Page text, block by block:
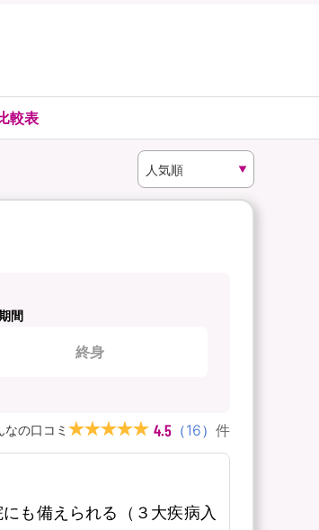
較表
間
終身
なの口コミ 4.5 （16） 件
も備えられる（３大疾病入